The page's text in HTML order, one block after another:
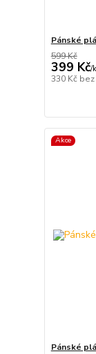
Pánské
599 Kč
399 Kč/
330 Kč bez
Akce
Pánské